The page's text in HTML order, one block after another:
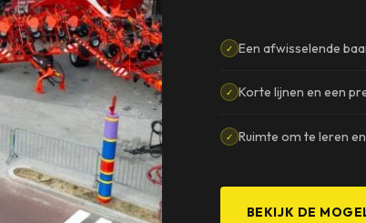
✓ Een afwisselende
✓ Korte lijnen en een
✓ Ruimte om te leren
BEKIJK DE